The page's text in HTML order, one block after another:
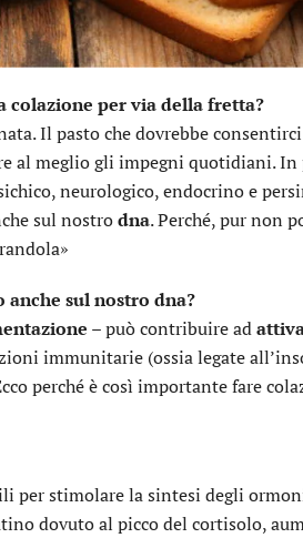
colazione per via della fretta?
Il pasto che dovrebbe consentirci
al meglio gli impegni quotidiani. In
neurologico, endocrino e
sul nostrodna. Perché, pur non
anche sul nostro dna?
– può contribuire ad
immunitarie (ossia legate
perché è così importante fare
per stimolare la sintesi degli
dovuto al picco del cortisolo,